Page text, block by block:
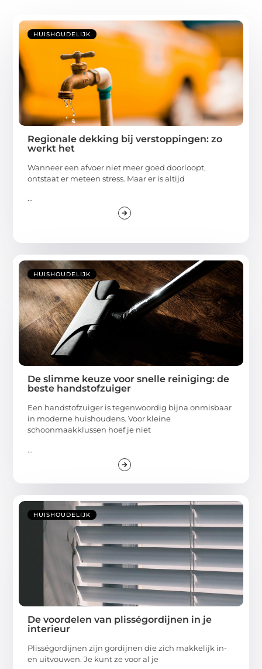
HUISHOUDELIJK
Regionale dekking bij verstoppingen: zo
werkt het
Wanneer een afvoer niet meer goed doorloopt,
ontstaat er meteen stress. Maar er is altijd
...
HUISHOUDELIJK
De slimme keuze voor snelle reiniging: de
beste handstofzuiger
Een handstofzuiger is tegenwoordig bijna onmisbaar
in moderne huishoudens. Voor kleine
schoonmaakklussen hoef je niet
...
HUISHOUDELIJK
De voordelen van plisségordijnen in je
interieur
Plisségordijnen zijn gordijnen die zich makkelijk in-
en uitvouwen. Je kunt ze voor al je